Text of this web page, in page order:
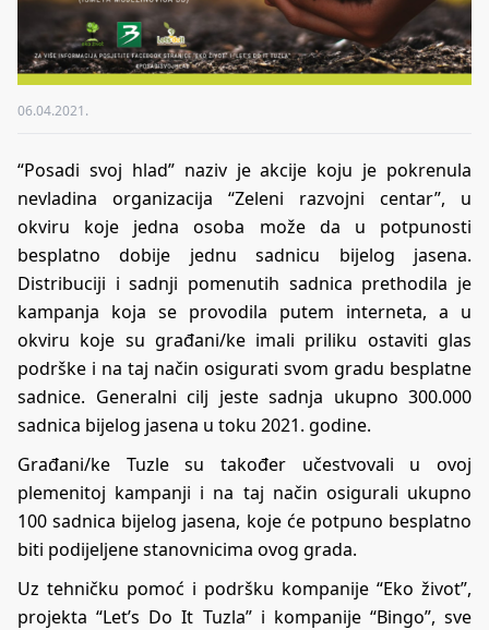
06.04.2021.
“Posadi svoj hlad” naziv je akcije koju je pokrenula
nevladina organizacija “Zeleni razvojni centar”, u
okviru koje jedna osoba može da u potpunosti
besplatno dobije jednu sadnicu bijelog jasena.
Distribuciji i sadnji pomenutih sadnica prethodila je
kampanja koja se provodila putem interneta, a u
okviru koje su građani/ke imali priliku ostaviti glas
podrške i na taj način osigurati svom gradu besplatne
sadnice. Generalni cilj jeste sadnja ukupno 300.000
sadnica bijelog jasena u toku 2021. godine.
Građani/ke Tuzle su također učestvovali u ovoj
plemenitoj kampanji i na taj način osigurali ukupno
100 sadnica bijelog jasena, koje će potpuno besplatno
biti podijeljene stanovnicima ovog grada.
Uz tehničku pomoć i podršku kompanije “Eko život”,
projekta “Let’s Do It Tuzla” i kompanije “Bingo”, sve